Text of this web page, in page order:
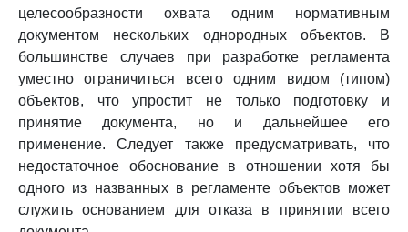
целесообразности охвата одним нормативным
документом нескольких однородных объектов. В
большинстве случаев при разработке регламента
уместно ограничиться всего одним видом (типом)
объектов, что упростит не только подготовку и
принятие документа, но и дальнейшее его
применение. Следует также предусматривать, что
недостаточное обоснование в отношении хотя бы
одного из названных в регламенте объектов может
служить основанием для отказа в принятии всего